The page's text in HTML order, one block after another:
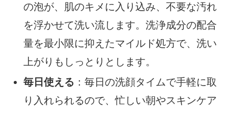
の泡が、肌のキメに入り込み、不要な汚れ
を浮かせて洗い流します。洗浄成分の配合
量を最小限に抑えたマイルド処方で、洗い
上がりもしっとりとします。
毎日使える ：毎日の洗顔タイムで手軽に取
り入れられるので、忙しい朝やスキンケア